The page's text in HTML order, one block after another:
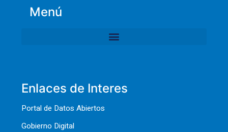
Menú
Enlaces de Interes
Portal de Datos Abiertos
Gobierno Digital